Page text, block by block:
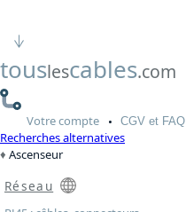
touslescables.com
Votrecompte CGV et FAQ
Recherches alternatives
Ascenseur
Réseau